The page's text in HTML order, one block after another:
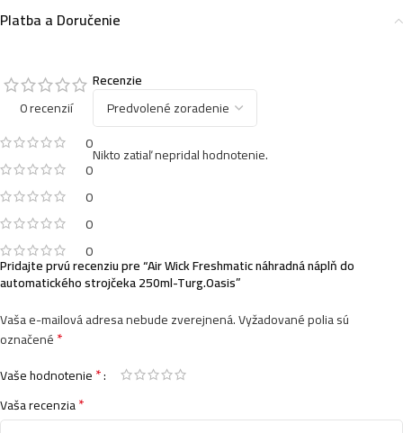
Platba a Doručenie
0 recenzií
0
0
0
0
0
Recenzie
Nikto zatiaľ nepridal hodnotenie.
Pridajte prvú recenziu pre “Air Wick Freshmatic náhradná náplň do
automatického strojčeka 250ml-Turg.Oasis”
Vaša e-mailová adresa nebude zverejnená.Vyžadované polia sú
označené*
Vaše hodnotenie*
Vaša recenzia*